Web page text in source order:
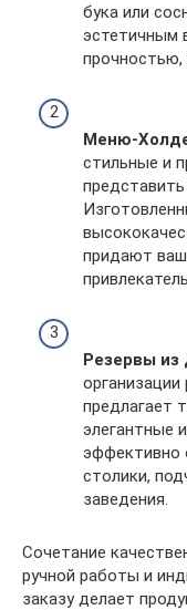
бука или
эстетичным
прочностью,
Меню-
стильные и
придают
Резервы из
предлагает
элегантные
эффективно
столики,
заведения.
Сочетание
ручной работы и
заказу делает